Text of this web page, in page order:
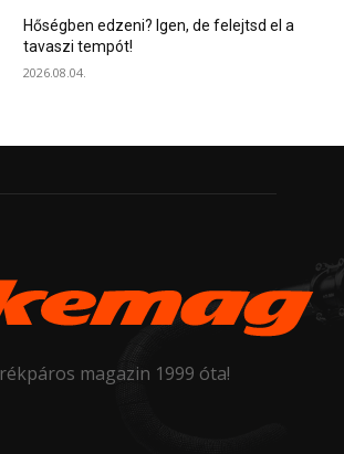
Hőségben edzeni? Igen, de felejtsd el a
tavaszi tempót!
2026.08.04.
magazin 1999 óta!